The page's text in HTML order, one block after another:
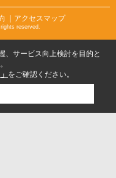
｜アクセスマップ
reserved.
、サービス向上検討を目的と
をご確認ください。